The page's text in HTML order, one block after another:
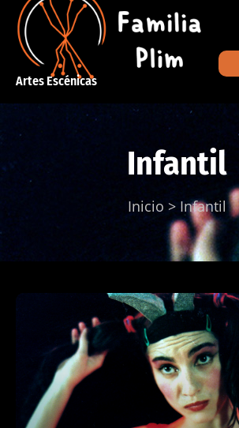
Artes Escénicas
Infantil
Inicio > Infantil